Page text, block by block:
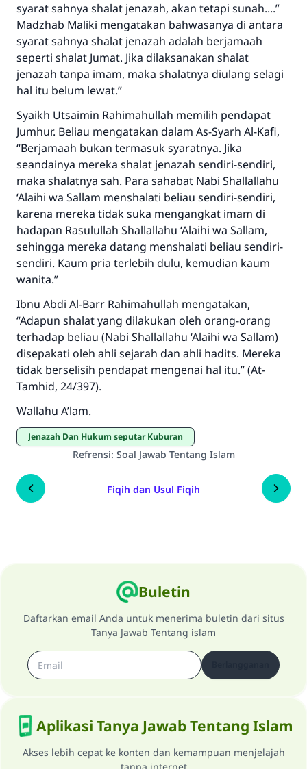
syarat sahnya shalat jenazah, akan tetapi sunah....”
Madzhab Maliki mengatakan bahwasanya di antara
syarat sahnya shalat jenazah adalah berjamaah
seperti shalat Jumat. Jika dilaksanakan shalat
jenazah tanpa imam, maka shalatnya diulang selagi
hal itu belum lewat.”
Syaikh Utsaimin Rahimahullah memilih pendapat
Jumhur. Beliau mengatakan dalam As-Syarh Al-Kafi,
“Berjamaah bukan termasuk syaratnya. Jika
seandainya mereka shalat jenazah sendiri-sendiri,
maka shalatnya sah. Para sahabat Nabi Shallallahu
‘Alaihi wa Sallam menshalati beliau sendiri-sendiri,
karena mereka tidak suka mengangkat imam di
hadapan Rasulullah Shallallahu ‘Alaihi wa Sallam,
sehingga mereka datang menshalati beliau sendiri-
sendiri. Kaum pria terlebih dulu, kemudian kaum
wanita.”
Ibnu Abdi Al-Barr Rahimahullah mengatakan,
“Adapun shalat yang dilakukan oleh orang-orang
terhadap beliau (Nabi Shallallahu ‘Alaihi wa Sallam)
disepakati oleh ahli sejarah dan ahli hadits. Mereka
tidak berselisih pendapat mengenai hal itu.” (At-
Tamhid, 24/397).
Wallahu A’lam.
Jenazah Dan Hukum seputar Kuburan
Refrensi: Soal Jawab Tentang Islam
Fiqih dan Usul Fiqih
Buletin
Daftarkan email Anda untuk menerima buletin dari situs
Tanya Jawab Tentang islam
Aplikasi Tanya Jawab Tentang Islam
Akses lebih cepat ke konten dan kemampuan menjelajah
Jawaban no. 110845
menyelamatkan pernikahan.
Bantu kami dalam memberikan jawaban untuk umat
"Siapa yang menunjukkan suatu kebaikan,
meka dia akan mendapatkan pahala yang
sama dengan orang yang melakukannya"
MUSLIM, 1893
Saham